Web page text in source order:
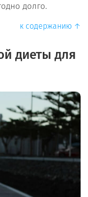
долго.
к содержанию ↑
диеты для